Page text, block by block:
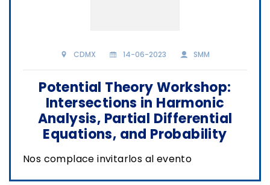
CDMX 14-06-2023 SMM
Potential Theory Workshop:
Intersections in Harmonic
Analysis, Partial Differential
Equations, and Probability
Nos complace invitarlos al evento